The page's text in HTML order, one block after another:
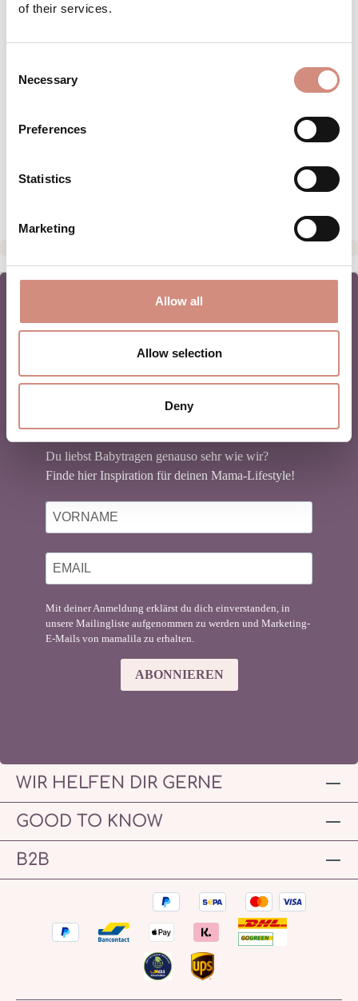
of their services.
Selection
Necessary
Preferences
Statistics
Marketing
Allow all
Allow selection
Deny
wasserdichter Membran Wassersäule
BEWERTUNGEN
HERSTELLERANGABEN
NEWSLETTER
BABYTRAGEN
Du liebst Babytragen genauso sehr wie wir?
Finde hier Inspiration für deinen Mama-Lifestyle!
Mit deiner Anmeldung erklärst du dich einverstanden, in
unsere Mailingliste aufgenommen zu werden und Marketing-
E-Mails von mamalila zu erhalten.
ABONNIEREN
WIR HELFEN DIR GERNE
GOOD TO KNOW
B2B